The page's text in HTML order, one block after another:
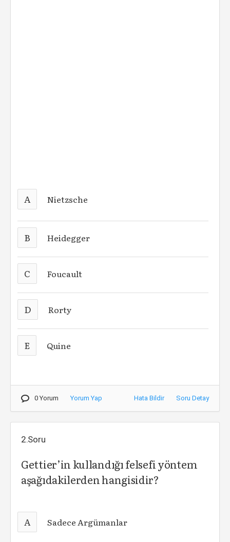
A Nietzsche
B Heidegger
C Foucault
D Rorty
E Quine
0 Yorum Yorum Yap Hata Bildir Soru Detay
2.Soru
Gettier’in kullandığı felsefi yöntem
aşağıdakilerden hangisidir?
A Sadece Argümanlar